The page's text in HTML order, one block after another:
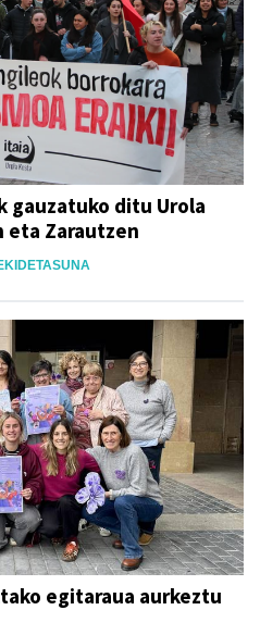
gauzatuko ditu Urola
eta Zarautzen
egitaraua aurkeztu